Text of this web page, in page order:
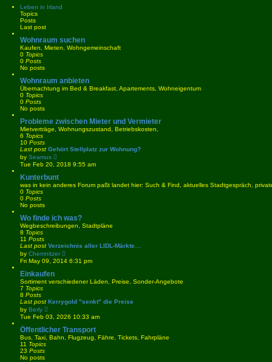
p
t
t
t
e
s
Leben in Irland
Topics
Posts
Last post
Wohnraum suchen
Kaufen, Mieten, Wohngemeinschaft
0 Topics
0 Posts
No posts
Wohnraum anbieten
Übernachtung im Bed & Breakfast, Apartements, Wohneigentum
0 Topics
0 Posts
No posts
Probleme zwischen Mieter und Vermieter
Mietverträge, Wohnungszustand, Betriebskosten,
6 Topics
10 Posts
Last post Gehört Stellplatz zur Wohnung?
by Seamus
i
e
w
t
h
t
e
s
o
s
t
Tue Feb 20, 2018 9:55 am
Kunterbunt
was in kein anderes Forum paßt landet hier: Such & Find, aktuelles Stadtgespräch,
0 Topics
0 Posts
No posts
Wo finde ich was?
Wegbeschreibungen, Stadtpläne
8 Topics
11 Posts
Last post Verzeichnis aller LIDL-Märkte…
by Chemnitzer
i
e
h
a
e
t
p
Fri May 09, 2014 6:31 pm
Einkaufen
Sortiment verschiedener Läden, Preise, Sonder-Angebote
7 Topics
8 Posts
Last post Kerrygold "senkt" die Preise
by Berly
i
e
w
t
h
Tue Feb 03, 2026 10:33 am
Öffentlicher Transport
Bus, Taxi, Bahn, Flugzeug, Fähre, Tickets, Fahrpläne
11 Topics
23 Posts
No posts